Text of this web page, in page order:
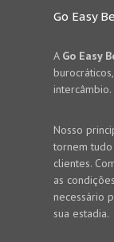
Go Easy
A Go Easy
intercâmbio.
Nosso
tornem
clientes.
as
necessário
sua estadia.